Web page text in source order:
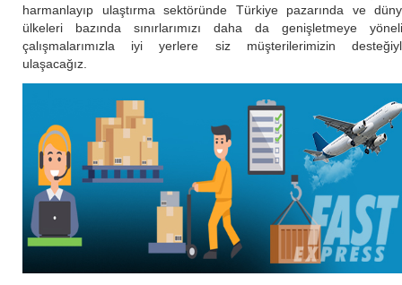
harmanlayıp ulaştırma sektöründe Türkiye pazarında ve
ülkeleri bazında sınırlarımızı daha da genişletmeye
çalışmalarımızla iyi yerlere siz müşterilerimizin
ulaşacağız.